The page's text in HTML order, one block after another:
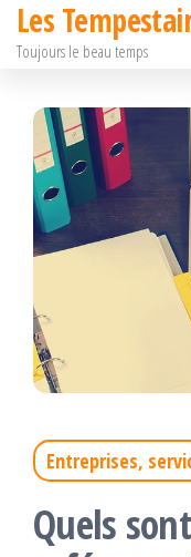
Passer
contenu
Les
Toujours le beau temps
Entreprises,
Quels